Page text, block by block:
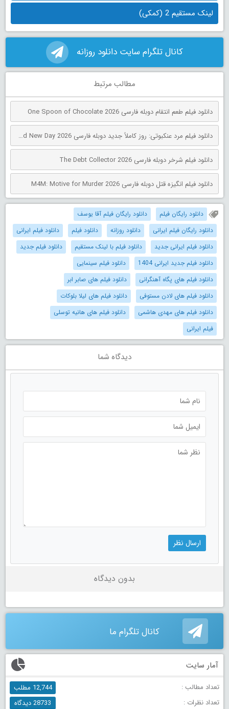
لینک مستقیم 2 (کمکی)
کانال تلگرام سایت دانلود روزانه
مطالب مرتبط
دانلود فیلم طعم انتقام دوبله فارسی One Spoon of Chocolate 2026
دانلود فیلم مرد عنکبوتی: روز کاملاً جدید دوبله فارسی Spider-Man: Brand New Day 2026
دانلود فیلم شرخر دوبله فارسی The Debt Collector 2026
دانلود فیلم انگیزه قتل دوبله فارسی M4M: Motive for Murder 2026
دانلود رایگان فیلم
دانلود رایگان فیلم آقا یوسف
دانلود رایگان فیلم ایرانی
دانلود روزانه دانلود فیلم
دانلود فیلم ایرانی
دانلود فیلم ایرانی جدید
دانلود فیلم با لینک مستقیم
دانلود فیلم جدید
دانلود فیلم جدید ایرانی 1404
دانلود فیلم سینمایی
دانلود فیلم های پگاه آهنگرانی
دانلود فیلم های صابر ابر
دانلود فیلم های لادن مستوفی
دانلود فیلم های لیلا بلوکات
دانلود فیلم های مهدی هاشمی
دانلود فیلم های هانیه توسلی
فیلم ایرانی
دیدگاه شما
بدون دیدگاه
کانال تلگرام ما
آمار سایت
تعداد مطالب :
12,744 مطلب
تعداد نظرات :
28733 دیدگاه